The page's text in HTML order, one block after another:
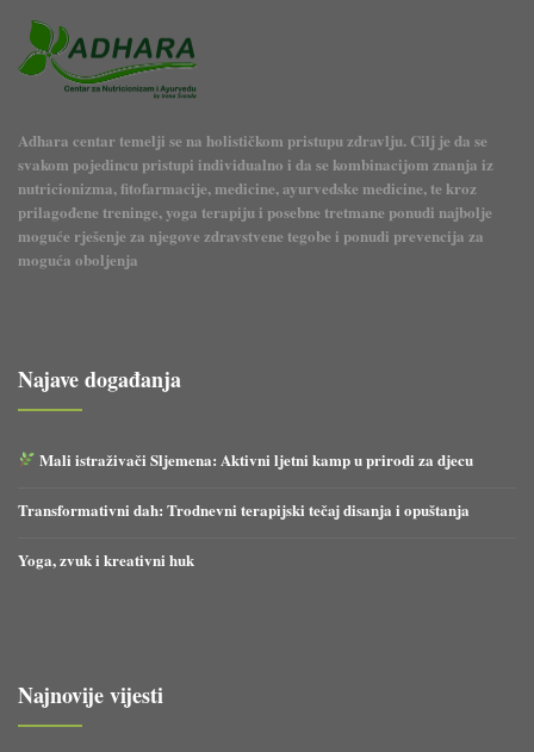
Adhara centar temelji se na holističkom pristupu zdravlju. Cilj je da se
svakom pojedincu pristupi individualno i da se kombinacijom znanja iz
nutricionizma, fitofarmacije, medicine, ayurvedske medicine, te kroz
prilagođene treninge, yoga terapiju i posebne tretmane ponudi najbolje
moguće rješenje za njegove zdravstvene tegobe i ponudi prevencija za
moguća oboljenja
Najave događanja
Mali istraživači Sljemena: Aktivni ljetni kamp u prirodi za djecu
Transformativni dah: Trodnevni terapijski tečaj disanja i opuštanja
Yoga, zvuk i kreativni huk
Najnovije vijesti